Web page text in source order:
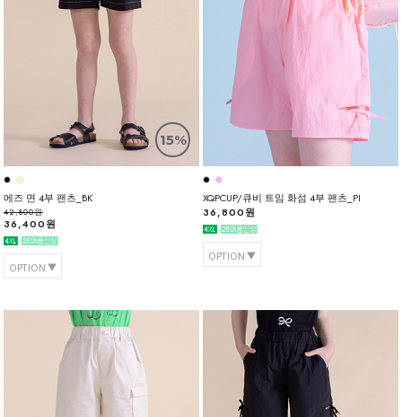
15%
에즈 면 4부 팬츠_BK
42,800원
36,400원
OPTION
XQPCUP/큐비 트임 화섬 4부 팬츠_PI
36,800원
OPTION